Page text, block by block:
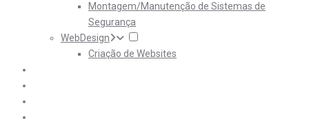
Montagem/Manutenção de Sistemas de
Segurança
WebDesign
Criação de Websites